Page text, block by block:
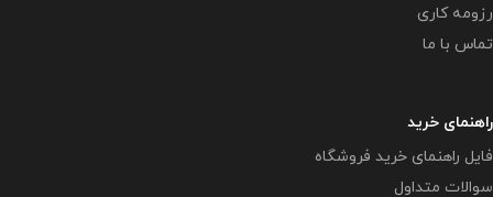
رزومه کاری
تماس با ما
راهنمای خرید
فایل راهنمای خرید فروشگاه
سوالات متداول